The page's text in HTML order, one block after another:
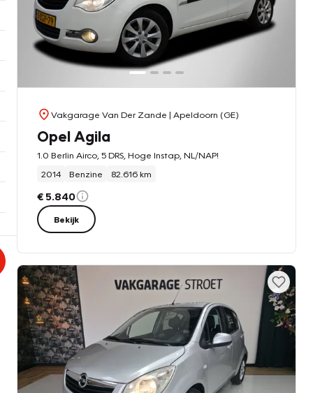
Vakgarage Van Der Zande | Apeldoorn (GE)
Opel Agila
1.0 Berlin Airco, 5 DRS, Hoge Instap, NL/NAP!
2014
Benzine 82.616 km
€ 5.840
Bekijk